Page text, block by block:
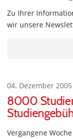
Zu Ihrer
wir unsere
04. Dezember
8000
Vergangene